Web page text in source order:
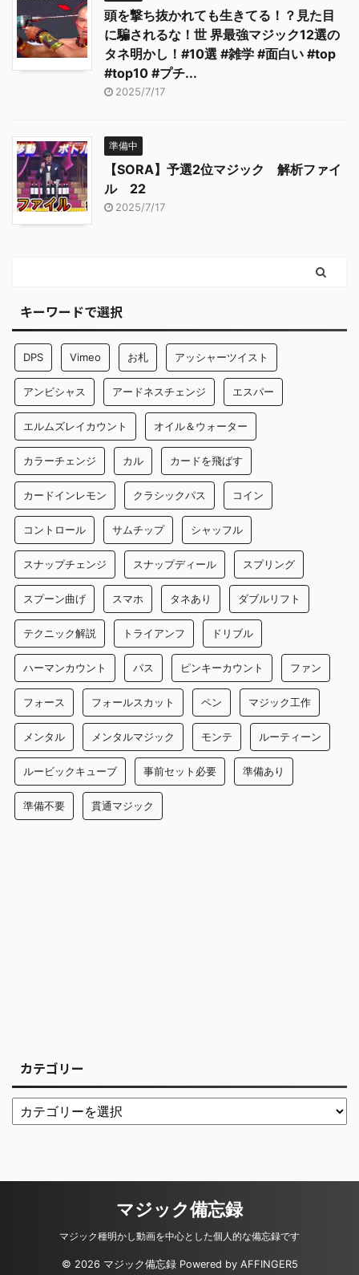
頭を撃ち抜かれても生きてる！？見た目
に騙されるな！世 界最強マジック12選の
タネ明かし！#10選 #雑学 #面白い #top
#top10 #プチ...
2025/7/17
準備中
【SORA】予選2位マジック 解析ファイ
ル 22
2025/7/17
キーワードで選択
DPS Vimeo お札 アッシャーツイスト
アンビシャス アードネスチェンジ エスパー
エルムズレイカウント オイル＆ウォーター
カラーチェンジ カル カードを飛ばす
カードインレモン クラシックパス コイン
コントロール サムチップ シャッフル
スナップチェンジ スナップディール スプリング
スプーン曲げ スマホ タネあり ダブルリフト
テクニック解説 トライアンフ ドリブル
ハーマンカウント パス ピンキーカウント ファン
フォース フォールスカット ペン マジック工作
メンタル メンタルマジック モンテ ルーティーン
ルービックキューブ 事前セット必要 準備あり
準備不要 貫通マジック
カテゴリー
マジック備忘録
マジック種明かし動画を中心とした個人的な備忘録です
© 2026 マジック備忘録 Powered by AFFINGER5